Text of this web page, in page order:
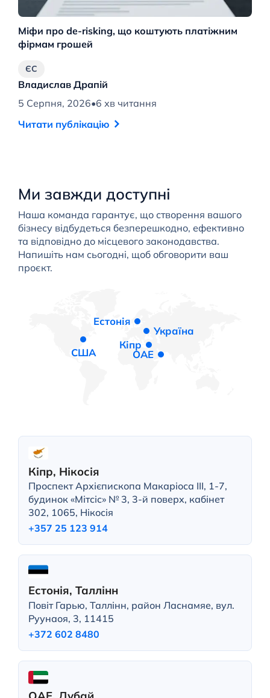
Міфи про de-risking, що коштують платіжним
фірмам грошей
Владислав Драпій
5 Серпня, 2026•6 хв читання
ЄС
Читати публікацію
Ми завжди доступні
Наша команда гарантує, що створення вашого
бізнесу відбудеться безперешкодно, ефективно
та відповідно до місцевого законодавства.
Напишіть нам сьогодні, щоб обговорити ваш
проєкт.
Естонія
Україна
Кіпр
ОАЕ
США
Кіпр, Нікосія
Проспект Архієпископа Макаріоса III, 1-7,
будинок «Мітсіс» № 3, 3-й поверх, кабінет
302, 1065, Нікосія
+357 25 123 914
Естонія, Таллінн
Повіт Гарью, Таллінн, район Ласнамяе, вул.
Руунаоя, 3, 11415
+372 602 8480